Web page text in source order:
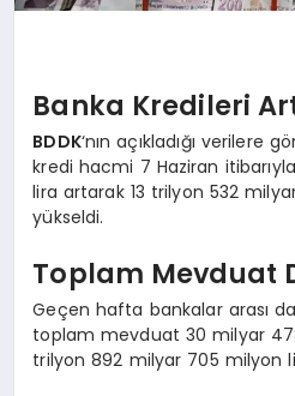
Banka Kredileri
BDDK‘nın açıkladığı verilere
kredi hacmi 7 Haziran
lira artarak 13 trilyon 532
yükseldi.
Toplam Mevduat
Geçen hafta bankalar arası
toplam mevduat 30 milyar
trilyon 892 milyar 705 milyon